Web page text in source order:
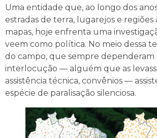
Uma entidade que, ao longo dos
estradas de terra, lugarejos e regiões
mapas, hoje enfrenta uma
veem como política. No meio dessa
do campo, que sempre dependeram
interlocução — alguém que as
assistência técnica, convênios —
espécie de paralisação silenciosa.